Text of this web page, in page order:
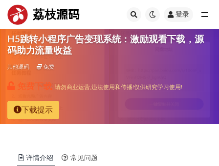
荔枝源码 登录
H5跳转小程序广告变现系统：激励观看下载，源
码助力流量收益
其他源码 免费
免费下载 请勿商业运营,违法使用和传播!仅供研究学习使用!
下载提示
详情介绍 常见问题